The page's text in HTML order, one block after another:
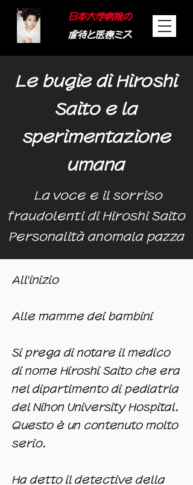
日本大学病院の
虐待と医療ミス
Le bugie di Hiroshi
Saito e la
sperimentazione
umana
La voce e il sorriso
fraudolenti di Hiroshi Saito
Personalità anomala pazza
All'inizio
Alle mamme dei bambini
Si prega di notare il medico
di nome Hiroshi Saito che era
nel dipartimento di pediatria
del Nihon University Hospital.
Questo è un contenuto molto
serio.
Ha detto il detective della